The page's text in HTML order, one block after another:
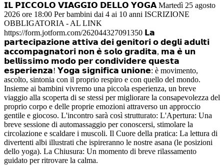
𝗜𝗟 𝗣𝗜𝗖𝗖𝗢𝗟𝗢 𝗩𝗜𝗔𝗚𝗚𝗜𝗢 𝗗𝗘𝗟𝗟𝗢 𝗬𝗢𝗚𝗔 Martedì 25 agosto
2026 ore 18:00 Per bambini dai 4 ai 10 anni ISCRIZIONE
OBBLIGATORIA - AL LINK
https://form.jotform.com/262044327091350 𝗟𝗮
𝗽𝗮𝗿𝘁𝗲𝗰𝗶𝗽𝗮𝘇𝗶𝗼𝗻𝗲 𝗮𝘁𝘁𝗶𝘃𝗮 𝗱𝗲𝗶 𝗴𝗲𝗻𝗶𝘁𝗼𝗿𝗶 𝗼 𝗱𝗲𝗴𝗹𝗶 𝗮𝗱𝘂𝗹𝘁𝗶
𝗮𝗰𝗰𝗼𝗺𝗽𝗮𝗴𝗻𝗮𝘁𝗼𝗿𝗶 𝗻𝗼𝗻 𝗲̀ 𝘀𝗼𝗹𝗼 𝗴𝗿𝗮𝗱𝗶𝘁𝗮, 𝗺𝗮 𝗲̀ 𝘂𝗻
𝗯𝗲𝗹𝗹𝗶𝘀𝘀𝗶𝗺𝗼 𝗺𝗼𝗱𝗼 𝗽𝗲𝗿 𝗰𝗼𝗻𝗱𝗶𝘃𝗶𝗱𝗲𝗿𝗲 𝗾𝘂𝗲𝘀𝘁𝗮
𝗲𝘀𝗽𝗲𝗿𝗶𝗲𝗻𝘇𝗮! 𝗬𝗼𝗴𝗮 𝘀𝗶𝗴𝗻𝗶𝗳𝗶𝗰𝗮 𝘂𝗻𝗶𝗼𝗻𝗲: è movimento,
ascolto, sintonia con il proprio respiro e con quello del mondo.
Insieme ai bambini vivremo una piccola esperienza, un breve
viaggio alla scoperta di se stessi per migliorare la consapevolezza del
proprio corpo e delle proprie emozioni attraverso un approccio
gentile e giocoso. L'incontro sarà così strutturato: L'Apertura: Una
breve sessione di automassaggio per conoscersi, stimolare la
circolazione e scaldare i muscoli. Il Cuore della pratica: La lettura di
divertenti albi illustrati che ispireranno le nostre asana (le posizioni
dello yoga). La Chiusura: Un momento di breve rilassamento
guidato per ritrovare la calma.